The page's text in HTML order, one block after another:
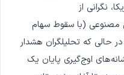
نگرانی از
مصنوعی (با سقوط سهام
حالی که تحلیلگران هشدار
اوج‌گیری پایان یک